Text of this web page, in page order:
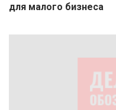
для малого бизнеса